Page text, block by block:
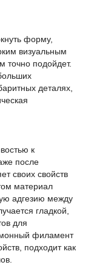
форму,
визуальным
точно подойдет.
деталях,
к
после
своих свойств
материал
адгезию между
гладкой,
для
филамент
подходит как